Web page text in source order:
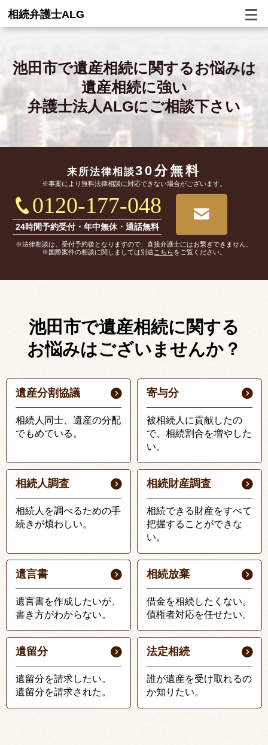
相続弁護士ALG
池田市で遺産相続に関するお悩みは
遺産相続に強い
弁護士法人ALGにご相談下さい
来所法律相談30分無料
※事案により無料法律相談に対応できない場合がございます。
0120-177-048
24時間予約受付・年中無休・通話無料
※法律相談は、受付予約後となりますので、直接弁護士にはお繋ぎできません。
※国際案件の相談に関しましては別途 こちらをご覧ください。
池田市で遺産相続に関する
お悩みはございませんか？
遺産分割協議
相続人同士、遺産の分配
でもめている。
寄与分
被相続人に貢献したの
で、相続割合を増やした
い。
相続人調査
相続人を調べるための手
続きが煩わしい。
相続財産調査
相続できる財産をすべて
把握することができな
い。
遺言書
遺言書を作成したいが、
書き方がわからない。
相続放棄
借金を相続したくない。
債権者対応を任せたい。
遺留分
遺留分を請求したい。
遺留分を請求された。
法定相続
誰が遺産を受け取れるの
か知りたい。